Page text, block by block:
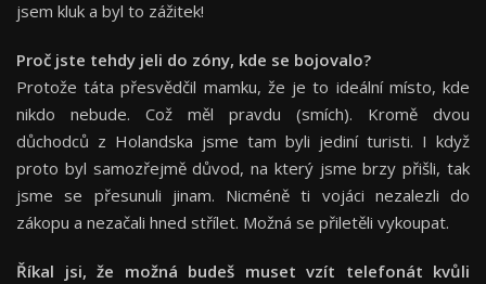
jsem kluk a byl to zážitek!
Proč jste tehdy jeli do zóny, kde se bojovalo?
Protože táta přesvědčil mamku, že je to ideální místo, kde
nikdo nebude. Což měl pravdu (smích). Kromě dvou
důchodců z Holandska jsme tam byli jediní turisti. I když
proto byl samozřejmě důvod, na který jsme brzy přišli, tak
jsme se přesunuli jinam. Nicméně ti vojáci nezalezli do
zákopu a nezačali hned střílet. Možná se přiletěli vykoupat.
Říkal jsi, že možná budeš muset vzít telefonát kvůli